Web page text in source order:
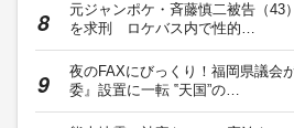
元ジャンポケ・斉藤慎二被告（43
を求刑 ロケバス内で性的…
夜のFAXにびっくり！福岡県議会
委』設置に一転 ‟天国”の…